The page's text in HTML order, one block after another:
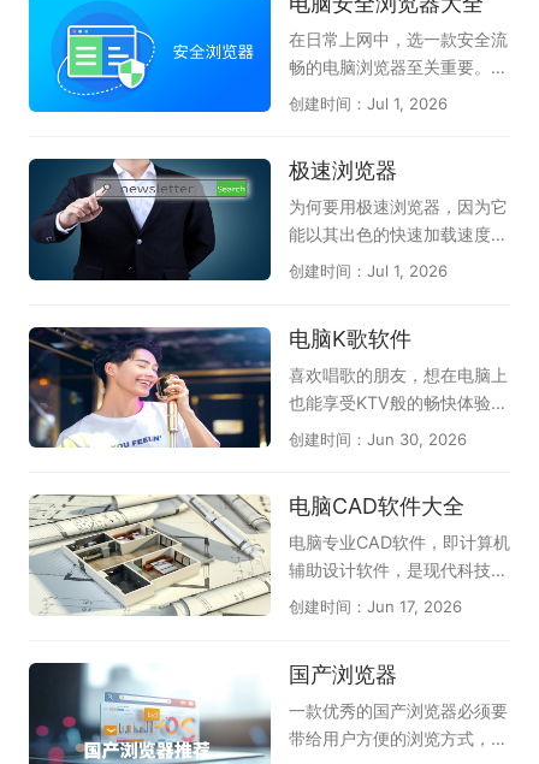
全便是非常理想的选择，强烈
推荐安装使用。
游戏资讯、游戏补丁、查游戏
数据等服务；给玩家最畅快的
体验。在这里的游戏盒子软件
求；感兴趣的朋友不要犹豫
石传说》作为经典之作，策略
深度强、竞技体系成熟；《月
圆之夜》以Roguelike卡牌玩
法构建独特剧情冒险体验；
《三国杀OL桌面版》将经典
《漫威终极逆转》还原漫威英
雄角色，玩法新颖节奏明快；
《英雄杀(新)》融合历史人
录了《夜幕之下》《卡厄思梦
核竞技还是轻松冒险，都能在
这份推荐清单中找到心仪之
选。（手游电脑版可结合模拟
在日常上网中，选一款安全流
畅的电脑浏览器至关重要。天
极这份合集整理了多款热门的
器拥有恶意网址拦截和安全沙
箱技术，能有效保护上网安
全；搜狗浏览器以网页加速和
多重防护见长，双核引擎兼容
谷歌Chrome凭借沙盒隔离与
快速更新机制，提供稳定可靠
的上网环境；Microsoft Edg
范网络钓鱼。此外还有火狐、
择。无论偏好国产还是国际品
牌，都能从中找到适合自己的
安全浏览器。
创建时间：Jul 1, 2026
极速浏览器
为何要用极速浏览器，因为它
能以其出色的快速加载速度和
稳定性而闻名，为用户提供了
器都能以出色的性能，帮助用
户更加便捷地完成各种互联网
操作。通常地，极速浏览器具
备智能广告屏蔽功能，能够有
效地过滤掉网页中繁琐的广告
环境；当然，在功能上，极速
浏览器现在也支持用户自定义
插件，从而让浏览器用着更加
在安全性方面也是很不错的，
被泄露。所以，有需求的朋
友，快来天极下载极速浏览器
专题下载吧！
创建时间：Jul 1, 2026
电脑K歌软件
喜欢唱歌的朋友，想在电脑上
也能享受KTV般的畅快体验，
不妨试试这几款实用的电脑K
伴奏质量好，支持录音修音和
社交互动；《i歌霸》界面简
洁，点歌操作方便，家庭娱乐
很合适；《Kanto Player》作
畅，配合动态歌词显示，带来
沉浸式K歌感受。此外，像
《唱吧》《酷狗唱唱》《回
创建时间：Jun 30, 2026
电脑CAD软件大全
电脑专业CAD软件，即计算机
辅助设计软件，是现代科技与
艺术结合的结晶。在建筑、工
了创意的翅膀。在这虚拟的画
布上，设计师们可以自由地勾
勒出宏伟的蓝图，探索无尽的
创建时间：Jun 17, 2026
国产浏览器
一款优秀的国产浏览器必须要
带给用户方便的浏览方式，舒